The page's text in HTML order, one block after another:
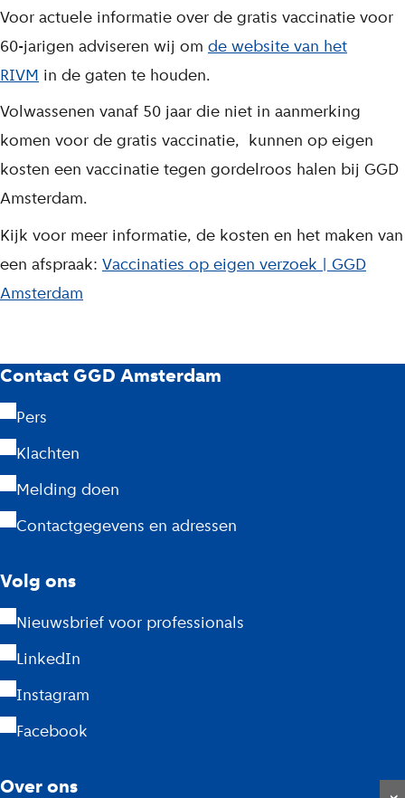
Voor actuele informatie over de gratis vaccinatie voor
60-jarigen adviseren wij om de website van het
RIVM in de gaten te houden.
Volwassenen vanaf 50 jaar die niet in aanmerking
komen voor de gratis vaccinatie, kunnen op eigen
kosten een vaccinatie tegen gordelroos halen bij GGD
Amsterdam.
Kijk voor meer informatie, de kosten en het maken van
een afspraak: Vaccinaties op eigen verzoek | GGD
Amsterdam
G
G
D
A
m
t
e
r
d
a
m
Contact GGD Amsterdam
Pers
Klachten
Melding doen
Contactgegevens en adressen
Volg ons
Nieuwsbrief voor professionals
LinkedIn
Instagram
Facebook
Over ons